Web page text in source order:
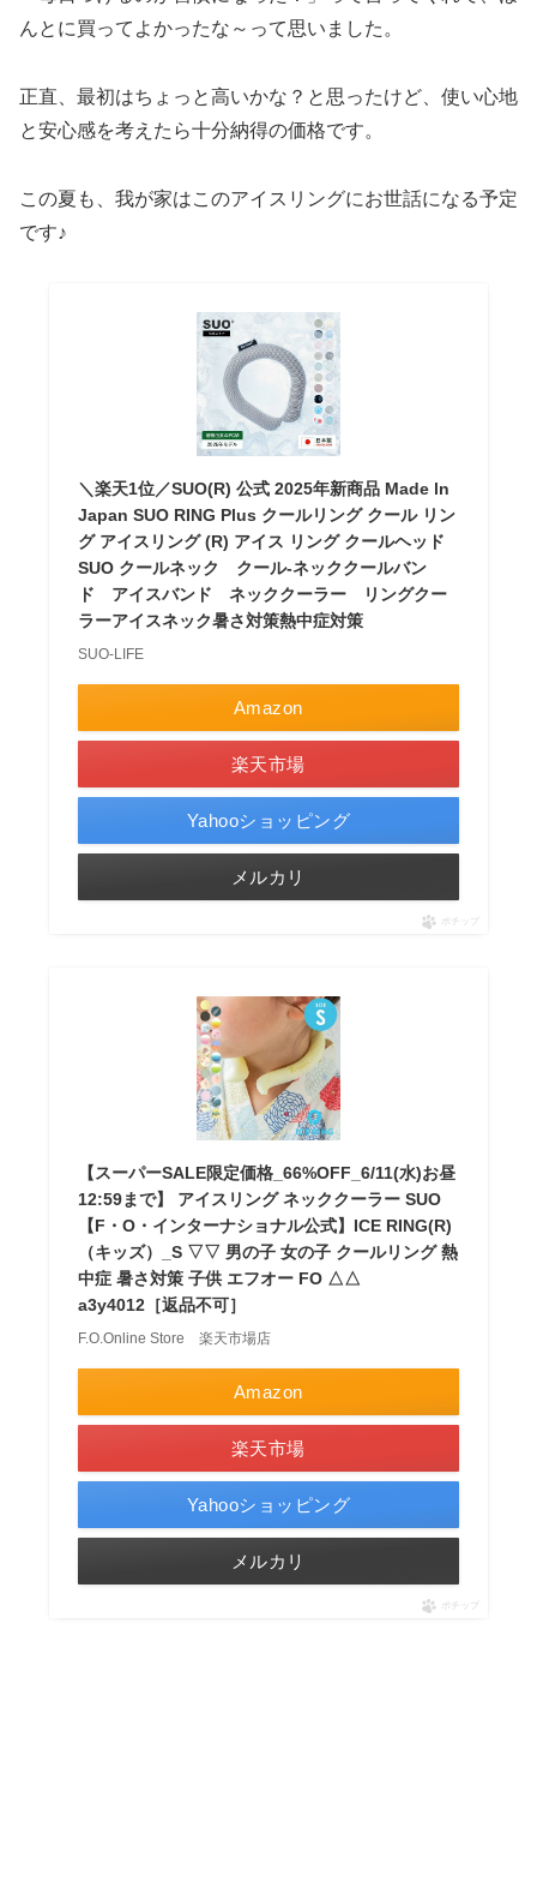
んとに買ってよかったな～って思いました。
正直、最初はちょっと高いかな？と思ったけど、使い心地
と安心感を考えたら十分納得の価格です。
この夏も、我が家はこのアイスリングにお世話になる予定
です♪
＼楽天1位／SUO(R) 公式 2025年新商品 Made ln
Japan SUO RING Plus クールリング クール リン
グ アイスリング (R) アイス リング クールヘッド
SUO クールネック クール-ネッククールバン
ド アイスバンド ネッククーラー リングクー
ラーアイスネック暑さ対策熱中症対策
SUO-LIFE
Amazon
楽天市場
Yahooショッピング
メルカリ
ポチップ
【スーパーSALE限定価格_66%OFF_6/11(水)お昼
12:59まで】 アイスリング ネッククーラー SUO
【F・O・インターナショナル公式】ICE RING(R)
（キッズ）_S ▽▽ 男の子 女の子 クールリング 熱
中症 暑さ対策 子供 エフオー FO △△
a3y4012［返品不可］
F.O.Online Store 楽天市場店
Amazon
楽天市場
Yahooショッピング
メルカリ
ポチップ